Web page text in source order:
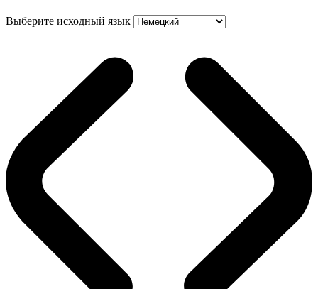
Выберите исходный язык